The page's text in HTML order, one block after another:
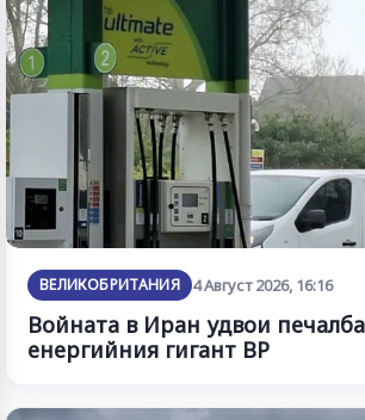
ВЕЛИКОБРИТАНИЯ 4 Август 2026, 16:16
Войната в Иран удвои
енергийния гигант BP